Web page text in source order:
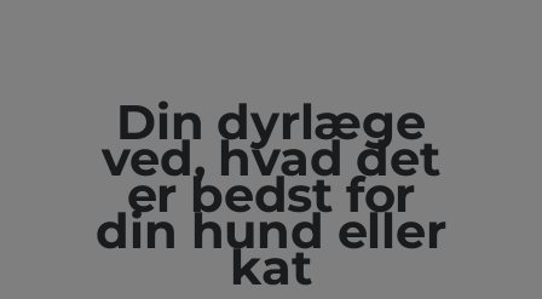
Din dyrlæge
ved, hvad det
er bedst for
din hund eller
kat